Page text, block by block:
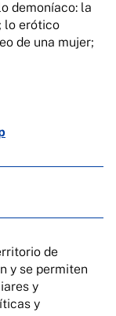
demoníaco: la
lo erótico
de una mujer;
de
y se permiten
y
y